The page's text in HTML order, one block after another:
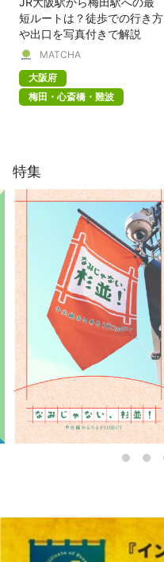
短ルートは？徒歩での行き方
や出口を写真付きで解説
MATCHA
大阪府
梅田・心斎橋・難波
特集